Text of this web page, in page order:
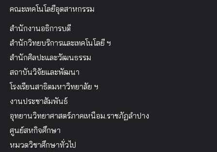
คณะเทคโนโลยีอุตสาหกรรม
สำนักงานอธิการบดี
สำนักวิทยบริการและเทคโนโลยี ฯ
สำนักศิลปะและวัฒนธรรม
สถาบันวิจัยและพัฒนา
โรงเรียนสาธิตมหาวิทยาลัย ฯ
งานประชาสัมพันธ์
อุทยานวิทยาศาสตร์ภาคเหนือม.ราชภัฏลำปาง
ศูนย์สหกิจศึกษา
หมวดวิชาศึกษาทั่วไป